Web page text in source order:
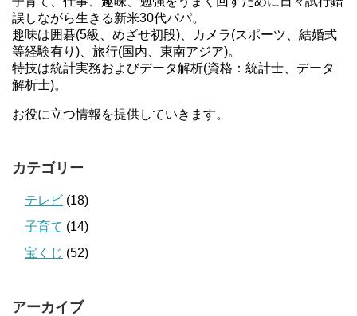
誤しながら生きる新米30代パパ。
趣味は囲碁(5級、めざせ初段)、カメラ(スポーツ、結婚式
等経験有り)、旅行(国内、東南アジア)。
特技は統計実務およびデータ解析(資格：統計士、データ
解析士)。
お役に立つ情報を提供していきます。
カテゴリー
テレビ (18)
子育て (14)
宝くじ (52)
アーカイブ